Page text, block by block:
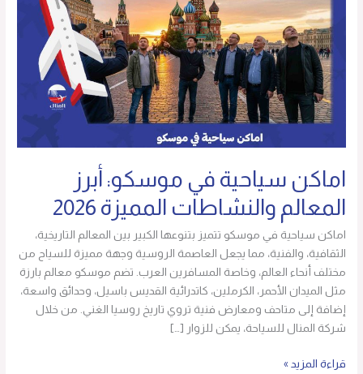
اماكن سياحية في موسكو: أبرز
المعالم والنشاطات المميزة 2026
اماكن سياحية في موسكو تتميز بتنوعها الكبير بين المعالم التاريخية،
الثقافية، والفنية، مما يجعل العاصمة الروسية وجهة مميزة للسياح من
مختلف أنحاء العالم، وخاصة المسافرين العرب. تضم موسكو معالم بارزة
مثل الميدان الأحمر، الكرملين، كاتدرائية القديس باسيل، وحدائق واسعة،
إضافة إلى متاحف ومعارض فنية تروي تاريخ روسيا الغني. من خلال
شركة المنال للسياحة، يمكن للزوار […]
أبرز
المعالم
والنشاطات
المميزة
2026
قراءة المزيد »